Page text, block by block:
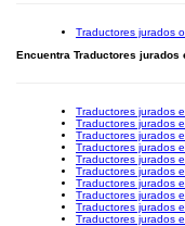
Traductores jurados
Encuentra Traductores
Traductores jurados
Traductores jurados
Traductores jurados
Traductores jurados
Traductores jurados
Traductores jurados
Traductores jurados
Traductores jurados
Traductores jurados
Traductores jurados